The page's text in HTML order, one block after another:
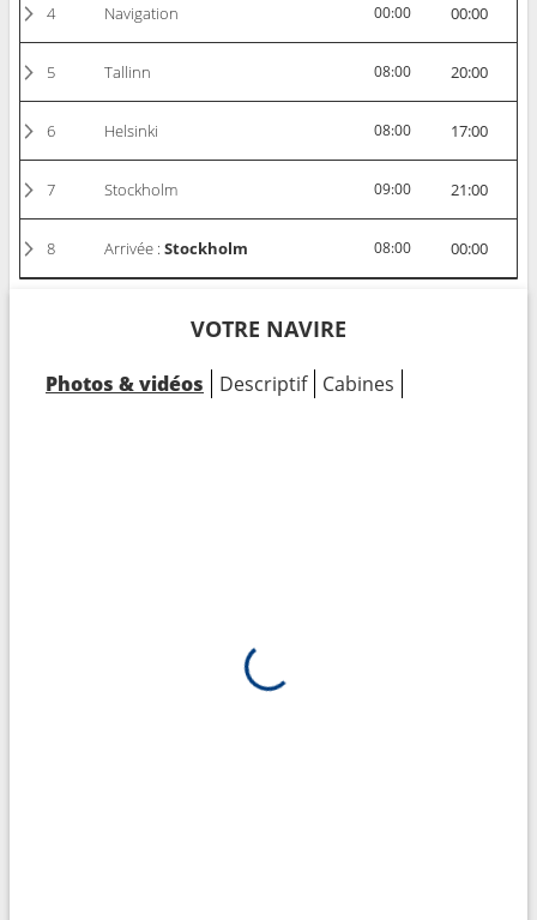
4 Navigation 00:00 00:00
5 Tallinn 08:00 20:00
6 Helsinki 08:00 17:00
7 Stockholm 09:00 21:00
8 Arrivée :Stockholm 08:00 00:00
VOTRE NAVIRE
Photos & vidéos Descriptif Cabines